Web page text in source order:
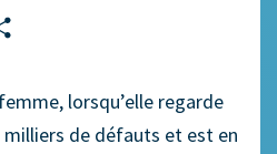
lorsqu’elle regarde
de défauts et est en